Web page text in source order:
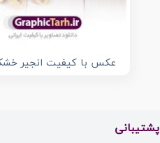
عکس با کیفیت انجیر
پشتیبانی